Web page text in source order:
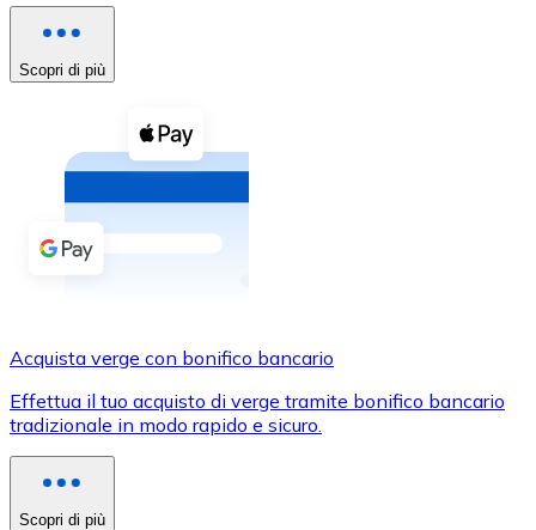
Vedi tutto
Buoni cripto
Acquista criptovalute in contanti e altri mezzi di
Acquista con contanti
Bonifico SEPA
Usa le carte Visa e Mastercard per acquistare
Acquista con carta
Scopri di più
Acquista verge con bonifico bancario
Effettua il tuo acquisto di verge tramite bonifico bancario
tradizionale in modo rapido e sicuro.
Scopri di più